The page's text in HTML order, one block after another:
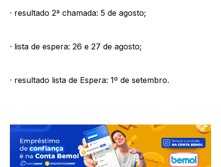
· resultado 2ª chamada: 5 de agosto;
· lista de espera: 26 e 27 de agosto;
· resultado lista de Espera: 1º de setembro.